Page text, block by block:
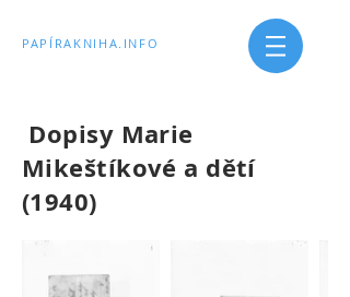
PAPÍRAKNIHA.INFO
Dopisy Marie
Mikeštíkové a dětí
(1940)